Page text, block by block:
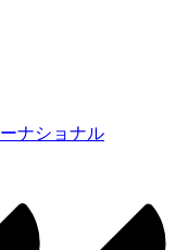
ナショナル